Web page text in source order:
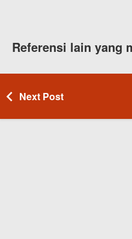
Referensi lain yang
Next Post